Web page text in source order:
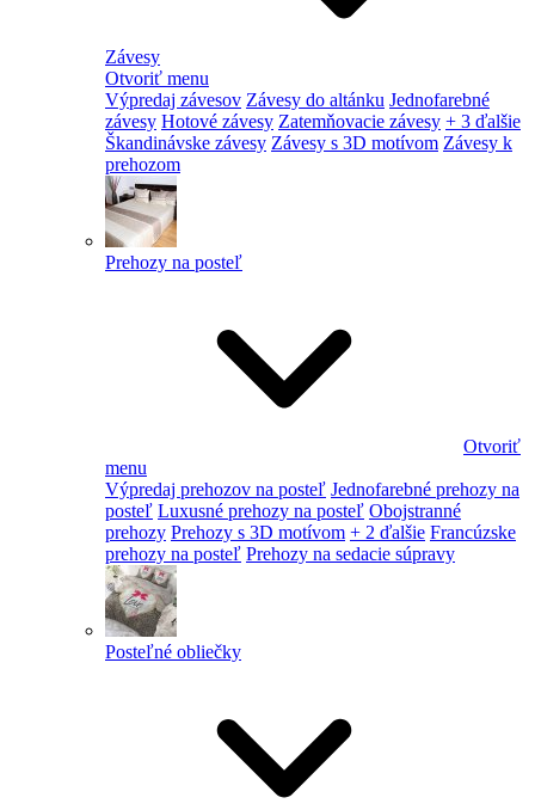
Závesy
Otvoriť menu
Výpredaj závesov Závesy do altánku Jednofarebné
závesy Hotové závesy Zatemňovacie závesy + 3 ďalšie
Škandinávske závesy Závesy s 3D motívom Závesy k
prehozom
Prehozy na posteľ
Otvoriť
menu
Výpredaj prehozov na posteľ Jednofarebné prehozy na
posteľ Luxusné prehozy na posteľ Obojstranné
prehozy Prehozy s 3D motívom + 2 ďalšie Francúzske
prehozy na posteľ Prehozy na sedacie súpravy
Posteľné obliečky